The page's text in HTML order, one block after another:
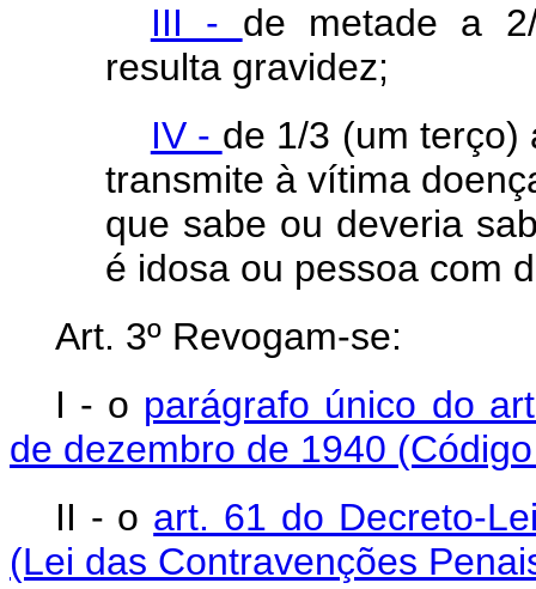
III - de metade a
resulta gravidez;
IV - de 1/3 (um terço)
transmite à vítima
que sabe ou deveria
é idosa ou pessoa com
Art. 3º Revogam-se:
I - o parágrafo único do
de dezembro de 1940
II - o art. 61 do Decreto-
(Lei das Contravenções